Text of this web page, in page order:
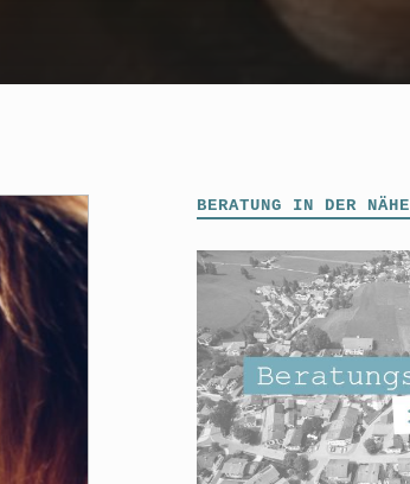
BERATUNG IN DER NÄHE